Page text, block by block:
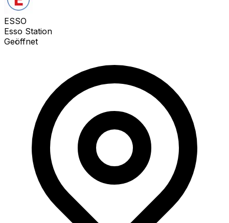
ESSO
Esso Station
Geöffnet